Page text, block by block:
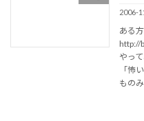
2006-
ある
http://
やっ
「怖
もの